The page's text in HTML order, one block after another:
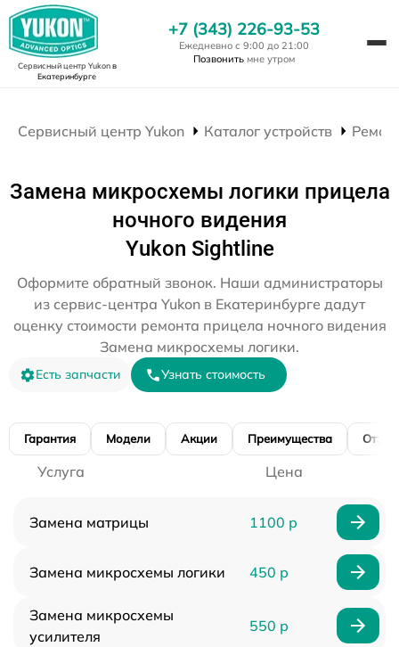
Сервисный центр Yukonв
Екатеринбурге
+7 (343) 226-93-53
Ежедневно с 9:00 до 21:00
Позвонить мне утром
Сервисный центр Yukon Каталог устройств
Замена микросхемы логики прицела
ночного видения
Yukon Sightline
Оформите обратный звонок. Наши администраторы
из сервис-центра Yukon в Екатеринбурге дадут
оценку стоимости ремонта прицела ночного видения
Замена микросхемы логики.
Есть запчасти Узнать стоимость
Гарантия Модели Акции Преимущества
Услуга Цена
Замена матрицы 1100 р
Замена микросхемы логики 450 р
Замена микросхемы
усилителя
550 р